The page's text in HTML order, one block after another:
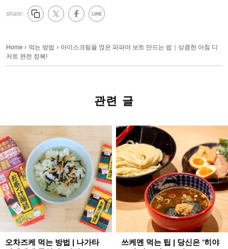
share:
Home › 먹는 방법 › 아이스크림을 얹은 파파야 보트 만드는 법｜상큼한 아침 디
저트 완전 정복!
관련 글
오차즈케 먹는 방법 | 나가타
쓰케멘 먹는 팁 | 당신은 ‘히야